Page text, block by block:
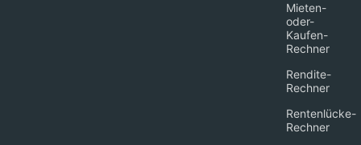
Mieten-
oder-
Kaufen-
Rechner
Rendite-
Rechner
Rentenlücke-
Rechner